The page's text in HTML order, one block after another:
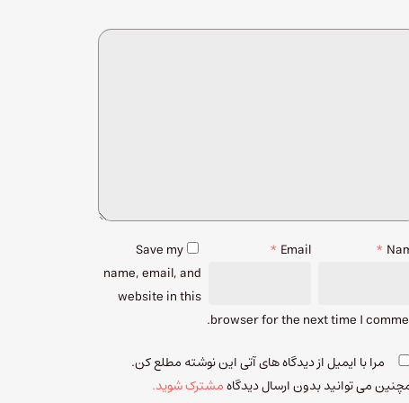
*
Email
*
Save my
name, email, and
website in this
browser for the next time I
مرا با ایمیل از دیدگاه های آتی این نوشته مطلع کن.
می توانید بدون ارسال دیدگاهمشترک شوید.